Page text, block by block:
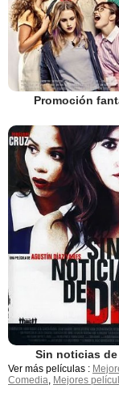
Promoción
Sin noticias
Ver más películas :
Comedia Mejores